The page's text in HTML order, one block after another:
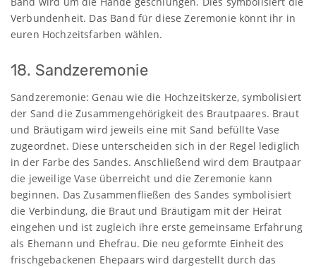
Verbundenheit. Das Band für diese Zeremonie könnt ihr in
euren Hochzeitsfarben wählen.
18. Sandzeremonie
Sandzeremonie: Genau wie die Hochzeitskerze, symbolisiert
der Sand die Zusammengehörigkeit des Brautpaares. Braut
und Bräutigam wird jeweils eine mit Sand befüllte Vase
zugeordnet. Diese unterscheiden sich in der Regel lediglich
in der Farbe des Sandes. Anschließend wird dem Brautpaar
die jeweilige Vase überreicht und die Zeremonie kann
beginnen. Das Zusammenfließen des Sandes symbolisiert
die Verbindung, die Braut und Bräutigam mit der Heirat
eingehen und ist zugleich ihre erste gemeinsame Erfahrung
als Ehemann und Ehefrau. Die neu geformte Einheit des
frischgebackenen Ehepaars wird dargestellt durch das